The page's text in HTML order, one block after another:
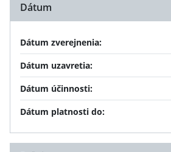
Dátum
Dátum zverejnenia:
Dátum uzavretia:
Dátum účinnosti:
Dátum platnosti do: